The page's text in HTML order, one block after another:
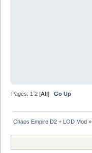
Pages: 1 2 [All]Go Up
Chaos Empire D2 + LOD Mod »